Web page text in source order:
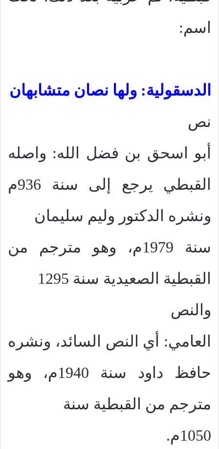
اسم:
الدسقولية: ولها نصان متشابهان
نص
أبو اسحق بن فضل الله: واصله
القبطي يرجع إلى سنة 936م
ونشره الدكتور وليم سليمان
سنة 1979م، وهو مترجم من
القبطية الصعيدية سنة 1295
والنص
العامي: أي النص السائد، ونشره
حافظ داود سنة 1940م، وهو
مترجم من القبطية سنة
1050م.